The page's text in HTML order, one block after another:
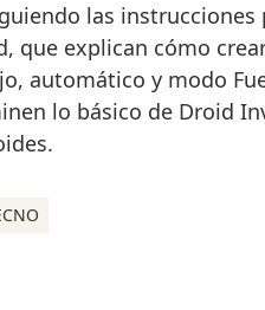
las instrucciones
que explican cómo
automático y modo
lo básico de Droid